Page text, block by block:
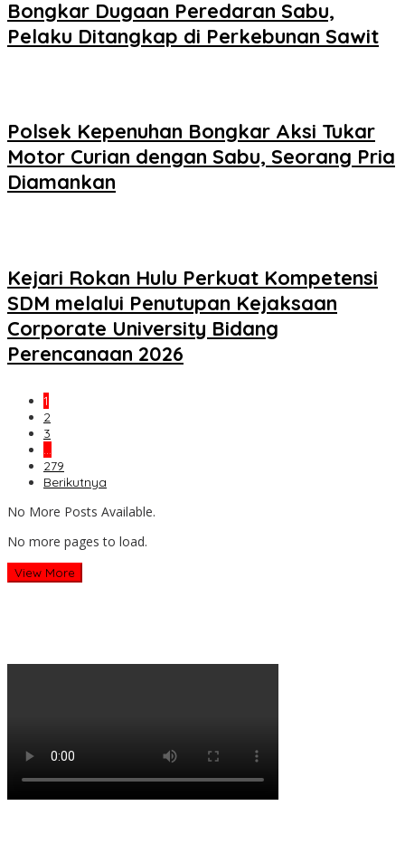
Bongkar Dugaan Peredaran Sabu,
Pelaku Ditangkap di Perkebunan Sawit
Polsek Kepenuhan Bongkar Aksi Tukar
Motor Curian dengan Sabu, Seorang Pria
Diamankan
Kejari Rokan Hulu Perkuat Kompetensi
SDM melalui Penutupan Kejaksaan
Corporate University Bidang
Perencanaan 2026
1
2
3
…
279
Berikutnya
No More Posts Available.
No more pages to load.
View More